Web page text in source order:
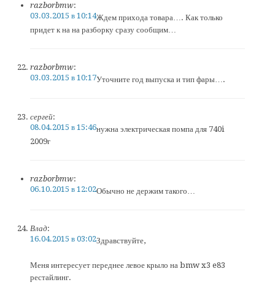
razborbmw:
03.03.2015 в 10:14Ждем прихода товара…. Как только
придет к на на разборку сразу сообщим…
razborbmw:
03.03.2015 в 10:17Уточните год выпуска и тип фары….
сергей:
08.04.2015 в 15:46нужна электрическая помпа для 740i
2009г
razborbmw:
06.10.2015 в 12:02Обычно не держим такого…
Влад:
16.04.2015 в 03:02Здравствуйте,
Меня интересует переднее левое крыло на bmw x3 e83
рестайлинг.